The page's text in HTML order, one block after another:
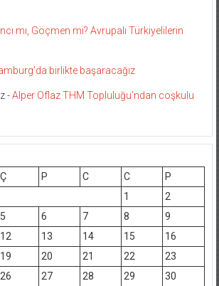
mı, Göçmen mi? Avrupalı Türkiyelilerin
birlikte başaracağız
-Alper Oflaz THM Topluluğu’ndan coşkulu
Ç P C C
P
1
2
5 6 7 8
9
12 13 14 15
16
19 20 21 22
23
26 27 28 29
30